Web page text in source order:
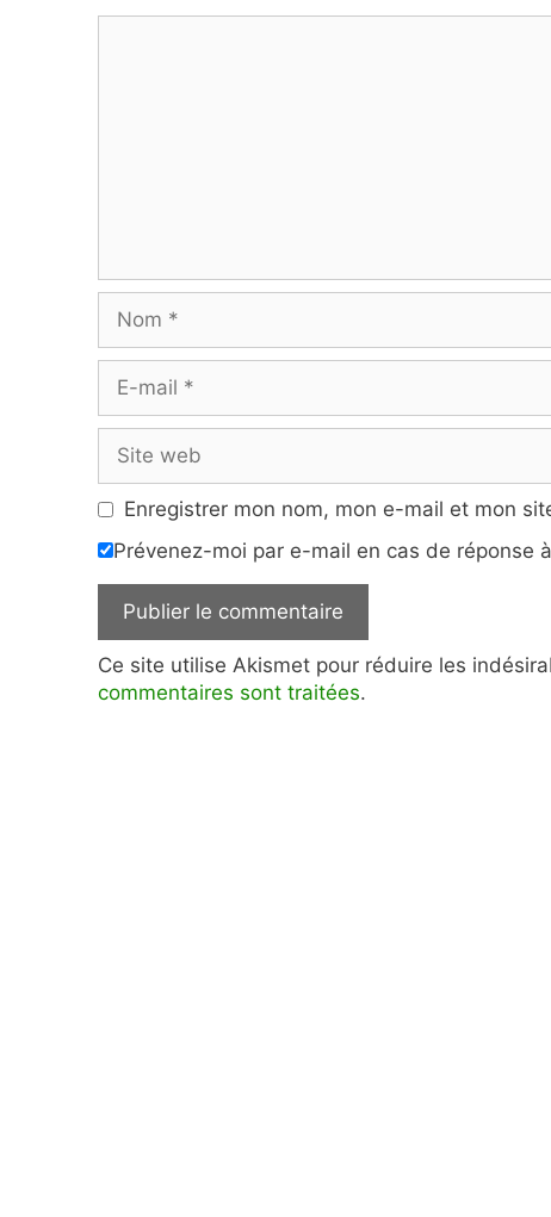
mail
web
Enregistrer mon nom, mon e-mail et mon
Prévenez-moi par e-mail en cas de réponse
Ce site utilise Akismet pour réduire les
commentaires sont traitées.